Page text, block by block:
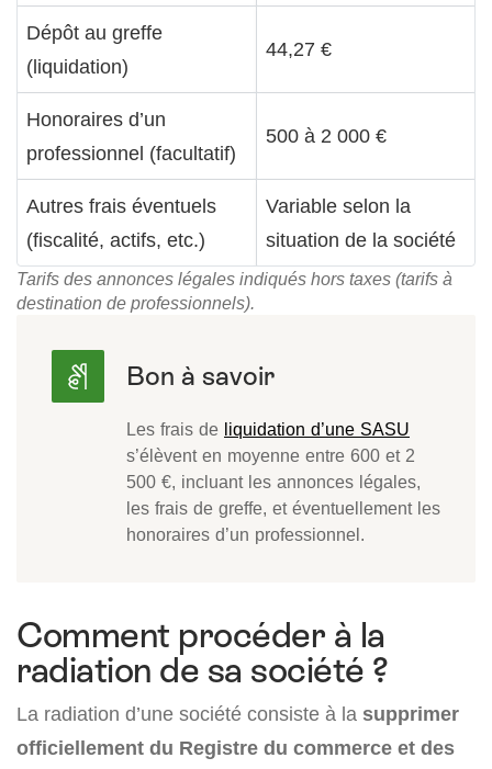
Dépôt au greffe
(liquidation)
44,27 €
Honoraires d’un
professionnel (facultatif)
500 à 2 000 €
Autres frais éventuels
(fiscalité, actifs, etc.)
Variable selon la
situation de la société
Tarifs des annonces légales indiqués hors taxes (tarifs à
destination de professionnels).
Les frais de liquidation d’une SASU
s’élèvent en moyenne entre 600 et 2
500 €, incluant les annonces légales,
les frais de greffe, et éventuellement les
honoraires d’un professionnel.
Comment procéder à la
radiation de sa société ?
La radiation d’une société consiste à la supprimer
officiellement du Registre du commerce et des